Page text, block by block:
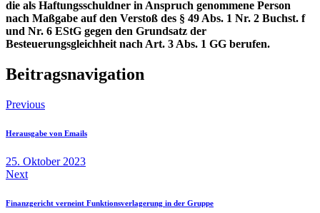
die als Haftungsschuldner in Anspruch genommene Person
nach Maßgabe auf den Verstoß des § 49 Abs. 1 Nr. 2 Buchst. f
und Nr. 6 EStG gegen den Grundsatz der
Besteuerungsgleichheit nach Art. 3 Abs. 1 GG berufen.
Beitragsnavigation
Previous
Herausgabe von Emails
25. Oktober 2023
Next
Finanzgericht verneint Funktionsverlagerung in der Gruppe